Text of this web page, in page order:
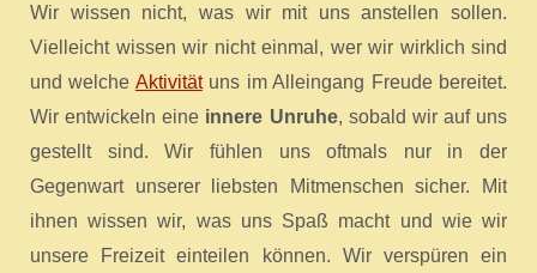
Wir wissen nicht, was wir mit uns anstellen sollen.
Vielleicht wissen wir nicht einmal, wer wir wirklich sind
und welche Aktivitätuns im Alleingang Freude bereitet.
Wir entwickeln eine innere Unruhe, sobald wir auf uns
gestellt sind. Wir fühlen uns oftmals nur in der
Gegenwart unserer liebsten Mitmenschen sicher. Mit
ihnen wissen wir, was uns Spaß macht und wie wir
unsere Freizeit einteilen können. Wir verspüren ein